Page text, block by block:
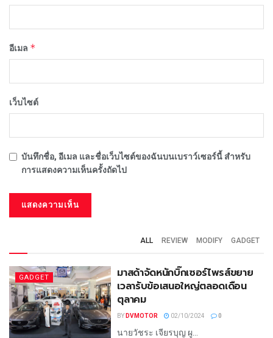
อีเมล *
เว็บไซต์
บันทึกชื่อ, อีเมล และชื่อเว็บไซต์ของฉันบนเบราว์เซอร์นี้ สำหรับ
การแสดงความเห็นครั้งถัดไป
ALL REVIEW MODIFY GADGET
GADGET
มาสด้าจัดหนักบิ๊กเซอร์ไพรส์ขยาย
เวลารับข้อเสนอใหญ่ตลอดเดือน
ตุลาคม
BY DVMOTOR 02/10/2024 0
นายวัชระ เจียรบุญ ผู...